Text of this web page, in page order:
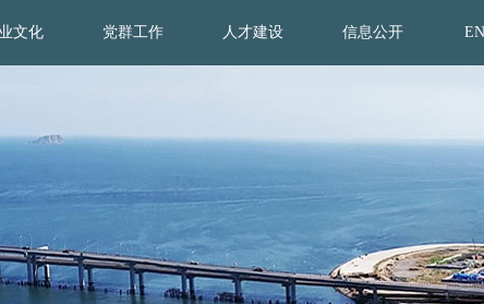
文化 党群工作 人才建设 信息公开 EN